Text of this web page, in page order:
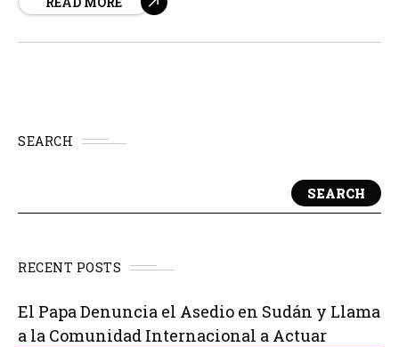
agradecimiento y admiración hacia las madres. Mons.
SEARCH
SEARCH
RECENT POSTS
El Papa Denuncia el Asedio en Sudán y Llama
a la Comunidad Internacional a Actuar